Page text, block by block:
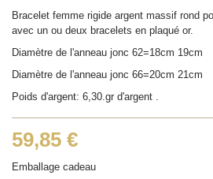
Bracelet femme rigide argent massif rond
avec un ou deux bracelets en plaqué or.
Diamètre de l'anneau jonc 62=18cm 19cm
Diamètre de l'anneau jonc 66=20cm 21cm
Poids d'argent: 6,30.gr d'argent .
59,85 €
Emballage cadeau